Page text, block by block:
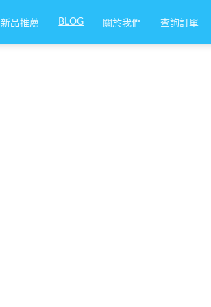
新品推薦 BLOG 關於我們 查詢訂單